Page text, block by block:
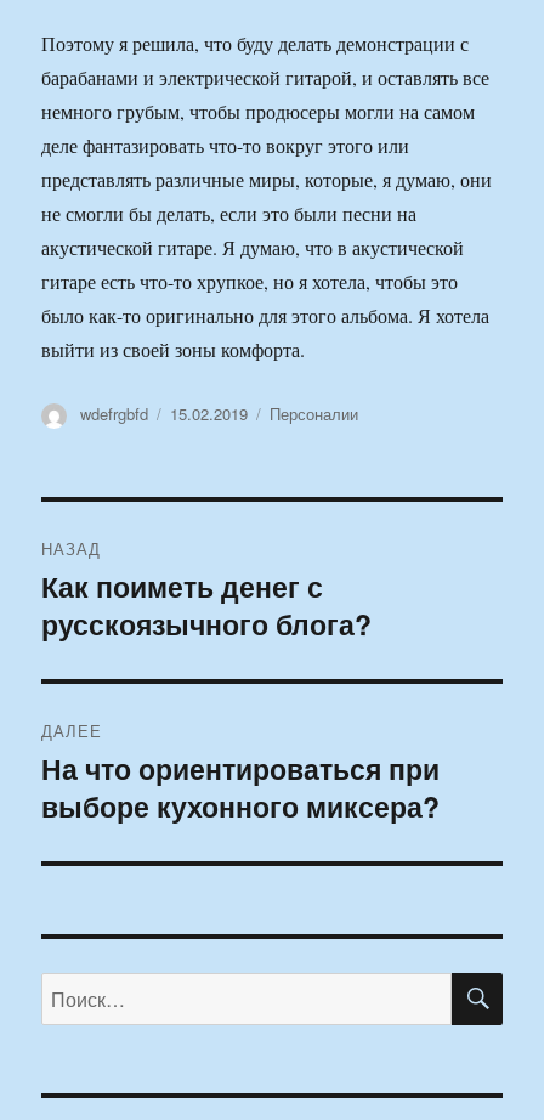
Поэтому я решила, что буду делать демонстрации с
барабанами и электрической гитарой, и оставлять все
немного грубым, чтобы продюсеры могли на самом
деле фантазировать что-то вокруг этого или
представлять различные миры, которые, я думаю, они
не смогли бы делать, если это были песни на
акустической гитаре. Я думаю, что в акустической
гитаре есть что-то хрупкое, но я хотела, чтобы это
было как-то оригинально для этого альбома. Я хотела
выйти из своей зоны комфорта.
Автор
wdefrgbfd Опубликовано
15.02.2019 Рубрики
Персоналии
по
записям
НАЗАД
Предыдущая
запись:
Как поиметь денег с
русскоязычного блога?
ДАЛЕЕ
Следующая
запись:
На что ориентироваться при
выборе кухонного миксера?
Искать: